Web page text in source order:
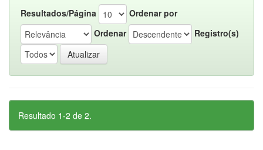
Resultados/Página
Ordenar por
Ordenar
Registro(s)
Resultado 1-2 de 2.